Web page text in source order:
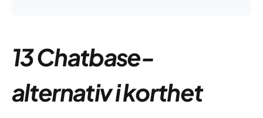
13 Chatbase-
alternativ i korthet